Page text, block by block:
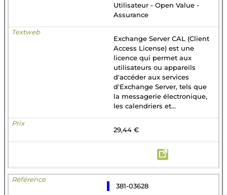
Utilisateur - Open Value -
Assurance
Exchange Server CAL (Client
Access License) est une
licence qui permet aux
utilisateurs ou appareils
d'accéder aux services
d'Exchange Server, tels que
la messagerie électronique,
les calendriers et...
29,44 €
381-03628